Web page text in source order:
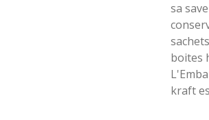
sa
boites
kraft